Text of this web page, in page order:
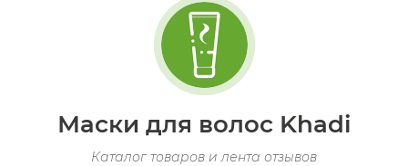
Маски для волос Khadi
Каталог товаров и лента отзывов